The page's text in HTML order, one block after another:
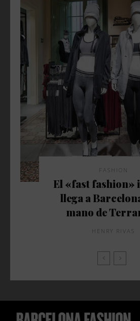
FASHION
El «fast fashion»
llega a
mano de
HENRY RIVAS